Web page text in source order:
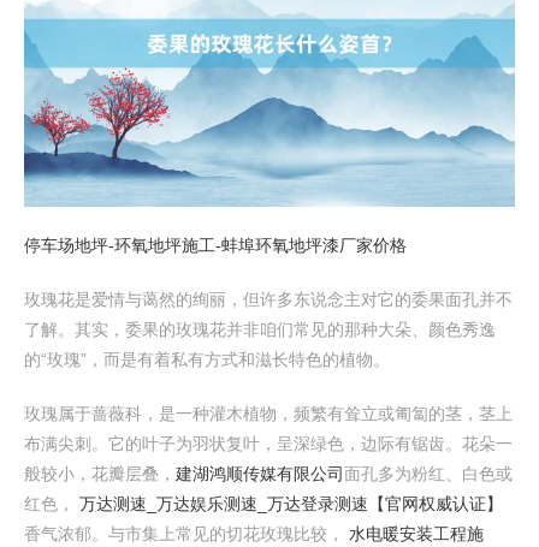
停车场地坪-环氧地坪施工-蚌埠环氧地坪漆厂家价格
玫瑰花是爱情与蔼然的绚丽，但许多东说念主对它的委果面孔并不
了解。其实，委果的玫瑰花并非咱们常见的那种大朵、颜色秀逸
的“玫瑰”，而是有着私有方式和滋长特色的植物。
玫瑰属于蔷薇科，是一种灌木植物，频繁有耸立或匍匐的茎，茎上
布满尖刺。它的叶子为羽状复叶，呈深绿色，边际有锯齿。花朵一
般较小，花瓣层叠， 建湖鸿顺传媒有限公司面孔多为粉红、白色或
红色， 万达测速_万达娱乐测速_万达登录测速【官网权威认证】
香气浓郁。与市集上常见的切花玫瑰比较， 水电暖安装工程施